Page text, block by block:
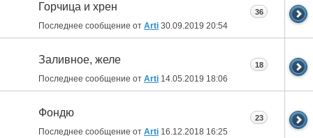
Горчица и хрен
Последнее сообщение от Arti 30.09.2019 20:54
36
Заливное, желе
Последнее сообщение от Arti 14.05.2019 18:06
18
Фондю
Последнее сообщение от Arti 16.12.2018 16:25
23